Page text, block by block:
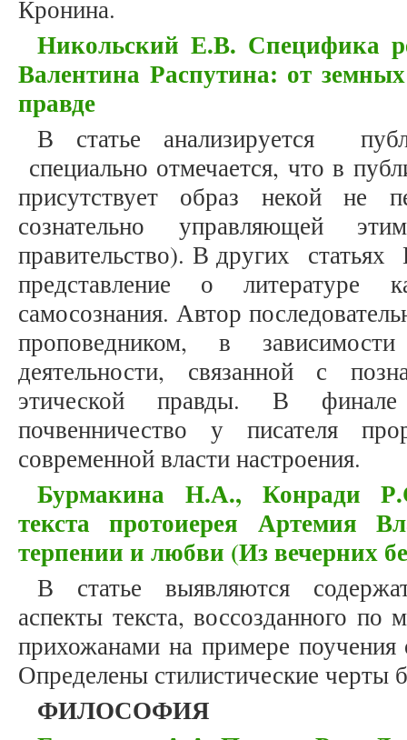
Кронина.
Никольский Е.В. Специфика
Валентина Распутина: от
правде
В статье анализируется
специально отмечается, что в
присутствует образ некой не
сознательно управляющей
правительство). В других
представление о литературе
самосознания. Автор
проповедником, в
деятельности, связанной с
этической правды. В
почвенничество у писателя
современной власти настроения.
Бурмакина Н.А., Конради
текста протоиерея Артемия
терпении и любви (Из вечерних
В статье выявляются
аспекты текста, воссозданного по
прихожанами на примере
Определены стилистические черты
ФИЛОСОФИЯ